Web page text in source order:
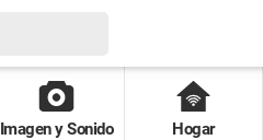
Imagen y Sonido Hogar